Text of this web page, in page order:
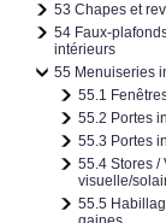
53 Chapes et
54 Faux-
intérieurs
55 Menuiseries
55.1
55.2 Portes
55.3 Portes
55.4 Stores /
visuelle/
55.5